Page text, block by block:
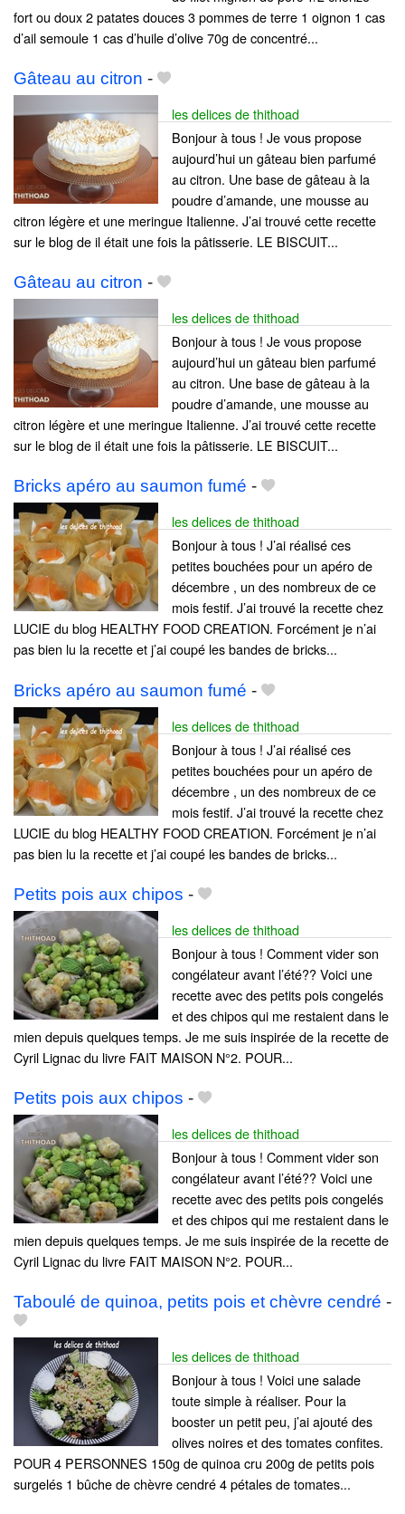
fort ou doux 2 patates douces 3 pommes de terre 1 oignon 1 cas
d’ail semoule 1 cas d’huile d’olive 70g de concentré...
Gâteau au citron -
les delices de thithoad
Bonjour à tous ! Je vous propose
aujourd’hui un gâteau bien parfumé
au citron. Une base de gâteau à la
poudre d’amande, une mousse au
citron légère et une meringue Italienne. J’ai trouvé cette recette
sur le blog de il était une fois la pâtisserie. LE BISCUIT...
Gâteau au citron -
les delices de thithoad
Bonjour à tous ! Je vous propose
aujourd’hui un gâteau bien parfumé
au citron. Une base de gâteau à la
poudre d’amande, une mousse au
citron légère et une meringue Italienne. J’ai trouvé cette recette
sur le blog de il était une fois la pâtisserie. LE BISCUIT...
Bricks apéro au saumon fumé -
les delices de thithoad
Bonjour à tous ! J’ai réalisé ces
petites bouchées pour un apéro de
décembre , un des nombreux de ce
mois festif. J’ai trouvé la recette chez
LUCIE du blog HEALTHY FOOD CREATION. Forcément je n’ai
pas bien lu la recette et j’ai coupé les bandes de bricks...
Bricks apéro au saumon fumé -
les delices de thithoad
Bonjour à tous ! J’ai réalisé ces
petites bouchées pour un apéro de
décembre , un des nombreux de ce
mois festif. J’ai trouvé la recette chez
LUCIE du blog HEALTHY FOOD CREATION. Forcément je n’ai
pas bien lu la recette et j’ai coupé les bandes de bricks...
Petits pois aux chipos -
les delices de thithoad
Bonjour à tous ! Comment vider son
congélateur avant l’été?? Voici une
recette avec des petits pois congelés
et des chipos qui me restaient dans le
mien depuis quelques temps. Je me suis inspirée de la recette de
Cyril Lignac du livre FAIT MAISON N°2. POUR...
Petits pois aux chipos -
les delices de thithoad
Bonjour à tous ! Comment vider son
congélateur avant l’été?? Voici une
recette avec des petits pois congelés
et des chipos qui me restaient dans le
mien depuis quelques temps. Je me suis inspirée de la recette de
Cyril Lignac du livre FAIT MAISON N°2. POUR...
Taboulé de quinoa, petits pois et chèvre cendré -
les delices de thithoad
Bonjour à tous ! Voici une salade
toute simple à réaliser. Pour la
booster un petit peu, j’ai ajouté des
olives noires et des tomates confites.
POUR 4 PERSONNES 150g de quinoa cru 200g de petits pois
surgelés 1 bûche de chèvre cendré 4 pétales de tomates...